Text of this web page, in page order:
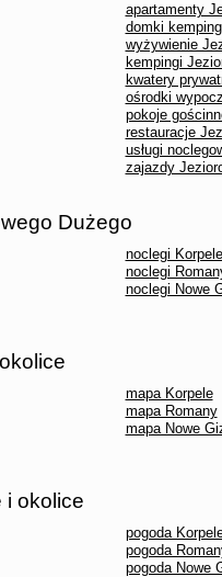
apartamenty
domki
wyżywienie
kempingi
kwatery
ośrodki
pokoje
restauracje
usługi
zajazdy
Dużego
noclegi Korpele
noclegi
noclegi Nowe
mapa Korpele
mapa Romany
mapa Nowe
i okolice
pogoda
pogoda
pogoda Nowe